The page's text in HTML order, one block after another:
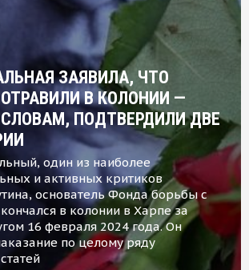
ЗАЯВИЛА, ЧТО
В КОЛОНИИ —
ПОДТВЕРДИЛИ ДВЕ
один из наиболее
и активных критиков
основатель Фонда борьбы с
в колонии в Харпе за
16 февраля 2024 года. Он
по целому ряду